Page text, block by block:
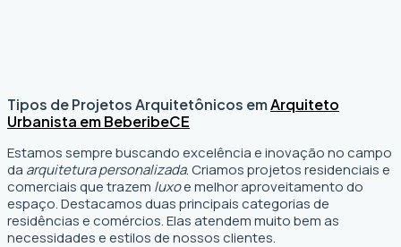
Tipos de Projetos Arquitetônicos emArquiteto
Urbanista em BeberibeCE
Estamos sempre buscando excelência e inovação no campo
da arquitetura personalizada. Criamos projetos residenciais e
comerciais que trazem luxoe melhor aproveitamento do
espaço. Destacamos duas principais categorias de
residências e comércios. Elas atendem muito bem as
necessidades e estilos de nossos clientes.